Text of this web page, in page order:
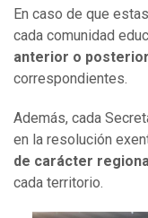
En caso de que
cada comunidad
anterior o posterior
correspondientes.
Además, cada
en la resolución
de carácter
cada territorio.